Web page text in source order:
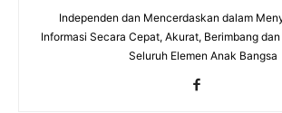
Independen dan Mencerdaskan dalam
Informasi Secara Cepat, Akurat, Berimbang
Seluruh Elemen Anak Bangsa